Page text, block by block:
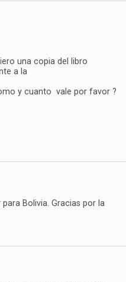
una copia del libro
a la
y cuanto vale por favor ?
Bolivia. Gracias por la